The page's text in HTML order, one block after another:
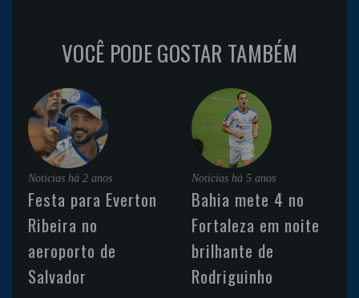
VOCÊ PODE GOSTAR TAMBÉM
Noticias há 2 anos
Festa para Everton
Ribeira no
aeroporto de
Salvador
Noticias há 5 anos
Bahia mete 4 no
Fortaleza em noite
brilhante de
Rodriguinho